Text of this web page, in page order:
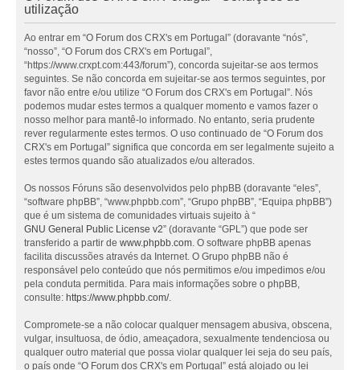
utilização
Ao entrar em “O Forum dos CRX's em Portugal” (doravante “nós”,
“nosso”, “O Forum dos CRX's em Portugal”,
“https://www.crxpt.com:443/forum”), concorda sujeitar-se aos termos
seguintes. Se não concorda em sujeitar-se aos termos seguintes, por
favor não entre e/ou utilize “O Forum dos CRX's em Portugal”. Nós
podemos mudar estes termos a qualquer momento e vamos fazer o
nosso melhor para mantê-lo informado. No entanto, seria prudente
rever regularmente estes termos. O uso continuado de “O Forum dos
CRX's em Portugal” significa que concorda em ser legalmente sujeito a
estes termos quando são atualizados e/ou alterados.
Os nossos Fóruns são desenvolvidos pelo phpBB (doravante “eles”,
“software phpBB”, “www.phpbb.com”, “Grupo phpBB”, “Equipa phpBB”)
que é um sistema de comunidades virtuais sujeito à “
GNU General Public License v2” (doravante “GPL”) que pode ser
transferido a partir de www.phpbb.com. O software phpBB apenas
facilita discussões através da Internet. O Grupo phpBB não é
responsável pelo conteúdo que nós permitimos e/ou impedimos e/ou
pela conduta permitida. Para mais informações sobre o phpBB,
consulte: https://www.phpbb.com/.
Compromete-se a não colocar qualquer mensagem abusiva, obscena,
vulgar, insultuosa, de ódio, ameaçadora, sexualmente tendenciosa ou
qualquer outro material que possa violar qualquer lei seja do seu país,
o país onde “O Forum dos CRX's em Portugal” está alojado ou lei